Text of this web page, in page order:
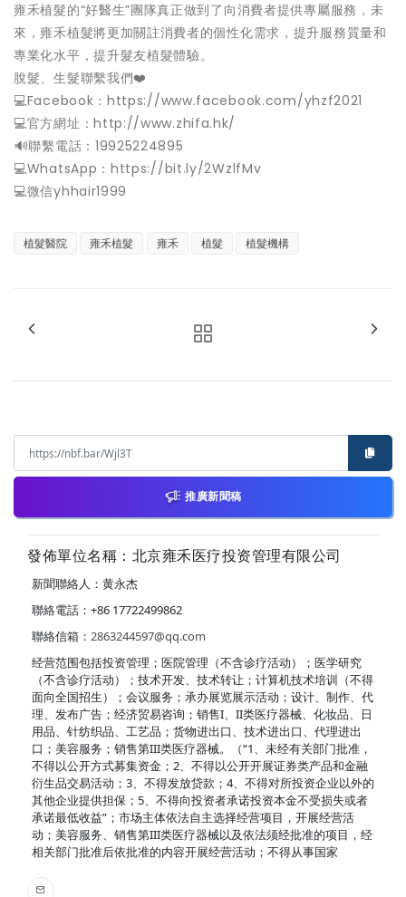
雍禾植髮的“好醫生”團隊真正做到了向消費者提供專屬服務，未
來，雍禾植髮將更加關註消費者的個性化需求，提升服務質量和
專業化水平，提升髮友植髮體驗。
脫髮、生髮聯繫我們❤️
💻Facebook：https://www.facebook.com/yhzf2021
💻官方網址：http://www.zhifa.hk/
️🔊聯繫電話：19925224895
💻WhatsApp：https://bit.ly/2WzlfMv
💻微信yhhair1999
植髮醫院 雍禾植髮 雍禾 植髮 植髮機構
推廣新聞稿
發佈單位名稱：北京雍禾医疗投资管理有限公司
新聞聯絡人：黄永杰
聯絡電話：+86 17722499862
聯絡信箱： 2863244597@qq.com
经营范围包括投资管理；医院管理（不含诊疗活动）；医学研究
（不含诊疗活动）；技术开发、技术转让；计算机技术培训（不得
面向全国招生）；会议服务；承办展览展示活动；设计、制作、代
理、发布广告；经济贸易咨询；销售I、II类医疗器械、化妆品、日
用品、针纺织品、工艺品；货物进出口、技术进出口、代理进出
口；美容服务；销售第III类医疗器械。（“1、未经有关部门批准，
不得以公开方式募集资金；2、不得以公开开展证券类产品和金融
衍生品交易活动；3、不得发放贷款；4、不得对所投资企业以外的
其他企业提供担保；5、不得向投资者承诺投资本金不受损失或者
承诺最低收益”；市场主体依法自主选择经营项目，开展经营活
动；美容服务、销售第III类医疗器械以及依法须经批准的项目，经
相关部门批准后依批准的内容开展经营活动；不得从事国家